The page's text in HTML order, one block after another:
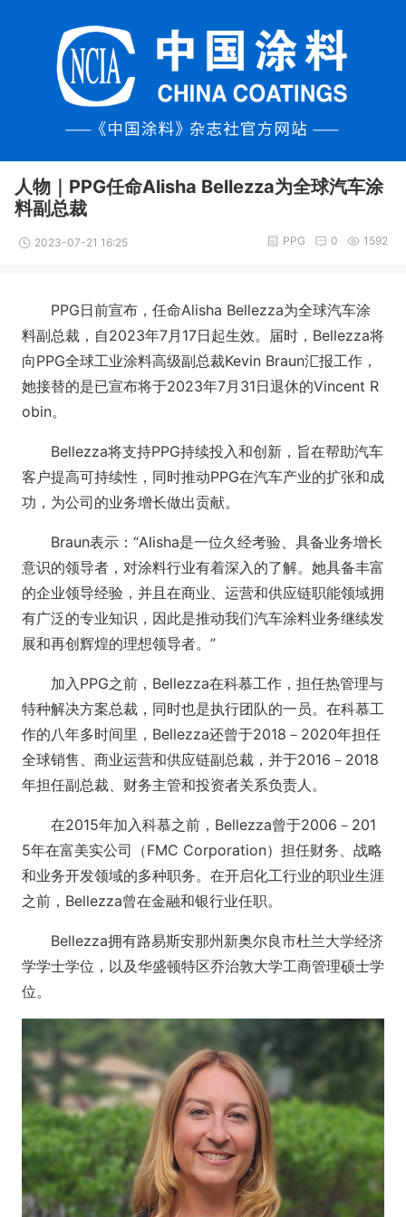
人物｜PPG任命Alisha Bellezza为全球汽车涂
料副总裁
2023-07-21 16:25 1592
0
PPG
PPG日前宣布，任命Alisha Bellezza为全球汽车涂
料副总裁，自2023年7月17日起生效。届时，Bellezza将
向PPG全球工业涂料高级副总裁Kevin Braun汇报工作，
她接替的是已宣布将于2023年7月31日退休的Vincent R
obin。
Bellezza将支持PPG持续投入和创新，旨在帮助汽车
客户提高可持续性，同时推动PPG在汽车产业的扩张和成
功，为公司的业务增长做出贡献。
Braun表示：“Alisha是一位久经考验、具备业务增长
意识的领导者，对涂料行业有着深入的了解。她具备丰富
的企业领导经验，并且在商业、运营和供应链职能领域拥
有广泛的专业知识，因此是推动我们汽车涂料业务继续发
展和再创辉煌的理想领导者。”
加入PPG之前，Bellezza在科慕工作，担任热管理与
特种解决方案总裁，同时也是执行团队的一员。在科慕工
作的八年多时间里，Bellezza还曾于2018－2020年担任
全球销售、商业运营和供应链副总裁，并于2016－2018
年担任副总裁、财务主管和投资者关系负责人。
在2015年加入科慕之前，Bellezza曾于2006－201
5年在富美实公司（FMC Corporation）担任财务、战略
和业务开发领域的多种职务。在开启化工行业的职业生涯
之前，Bellezza曾在金融和银行业任职。
Bellezza拥有路易斯安那州新奥尔良市杜兰大学经济
学学士学位，以及华盛顿特区乔治敦大学工商管理硕士学
位。